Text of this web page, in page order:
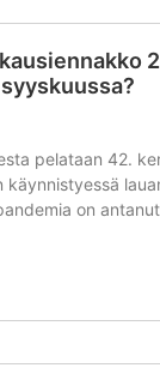
pelataan 42.
käynnistyessä
on